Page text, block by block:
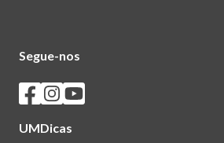
Segue-nos
Seguir os SASUM no Facebook
Seguir os SASUM no Instagram
Seguir os SASUM no Youtube
UMDicas